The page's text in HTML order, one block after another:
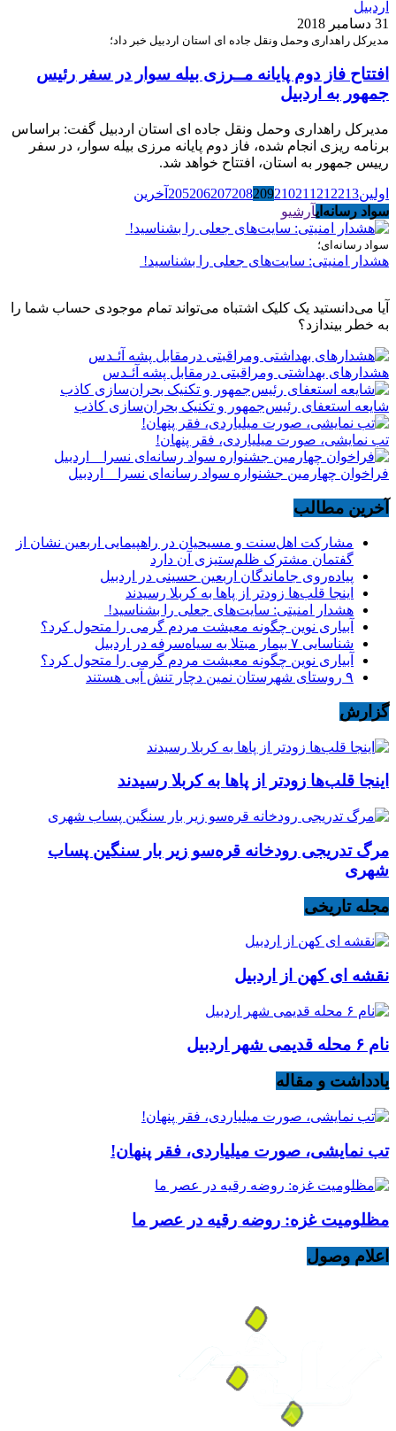
31 دسامبر 2018
مدیرکل راهداری وحمل ونقل جاده ای استان اردبیل خبر داد؛
افتتاح فاز دوم پایانه مــرزی بیله سوار در سفر رئیس
جمهور به اردبیل
مدیرکل راهداری وحمل ونقل جاده ای استان اردبیل گفت: براساس
برنامه ریزی انجام شده، فاز دوم پایانه مرزی بیله سوار، در سفر
رییس جمهور به استان، افتتاح خواهد شد.
اولین 205206207208209210211 212213
آخرین
سواد رسانه‌ایآرشیو
سواد رسانه‌ای؛
هشدار امنیتی: سایت‌های جعلی را بشناسید!
آیا می‌دانستید یک کلیک اشتباه می‌تواند تمام موجودی حساب شما را
به خطر بیندازد؟
هشدارهاى بهداشتى ومراقبتى درمقابل پشه آئـدس
شایعه استعفای رئیس‌جمهور و تکنیک بحران‌سازی کاذب
تب نمایشی، صورت میلیاردی، فقر پنهان!
فراخوان چهارمین جشنواره سواد رسانه‌ای نسرا _ اردبیل
آخرین مطالب
مشارکت اهل‌سنت و مسیحیان در راهپیمایی اربعین نشان از
گفتمان مشترک ظلم‌ستیزی آن دارد
پیاده‌روی جاماندگان اربعین حسینی در اردبیل
اینجا قلب‌ها زودتر از پاها به کربلا رسیدند
هشدار امنیتی: سایت‌های جعلی را بشناسید!
آبیاری نوین چگونه معیشت مردم گرمی را متحول کرد؟
شناسایی ۷ بیمار مبتلا به سیاه‌سرفه در اردبیل
آبیاری نوین چگونه معیشت مردم گرمی را متحول کرد؟
۹ روستای شهرستان نمین دچار تنش آبی هستند
گزارش
اینجا قلب‌ها زودتر از پاها به کربلا رسیدند
مرگ تدریجی رودخانه قره‌سو زیر بار سنگین پساب
شهری
مجله تاریخی
نقشه ای کهن از اردبیل
نام ۶ محله قدیمی شهر اردبیل
یادداشت و مقاله
تب نمایشی، صورت میلیاردی، فقر پنهان!
مظلومیت غزه: روضه رقیه در عصر ما
اعلام وصول